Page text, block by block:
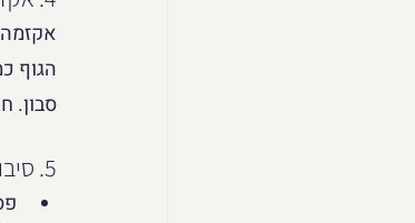
הגוף
סבון.
5. סיבות נוספות לגרד בנרתיק, פחות שכיחות: